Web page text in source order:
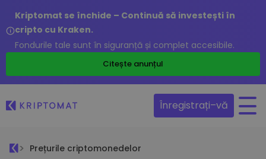
Kriptomat se închide – Continuă să investești în
cripto cu Kraken.
Fondurile tale sunt în siguranță și complet accesibile.
Citește anunțul
Înregistrați–vă
Prețurile criptomonedelor